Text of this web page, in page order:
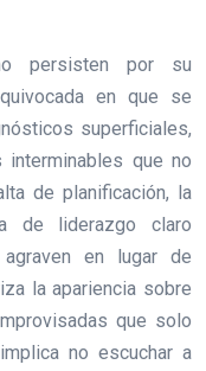
persisten por su
en que se
superficiales,
que no
de planificación, la
de liderazgo claro
en lugar de
la apariencia sobre
que solo
no escuchar a